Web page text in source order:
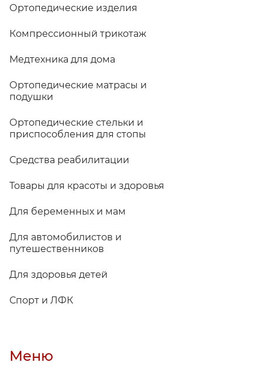
Ортопедические изделия
Компрессионный трикотаж
Медтехника для дома
Ортопедические матрасы и
подушки
Ортопедические стельки и
приспособления для стопы
Средства реабилитации
Товары для красоты и здоровья
Для беременных и мам
Для автомобилистов и
путешественников
Для здоровья детей
Спорт и ЛФК
Меню